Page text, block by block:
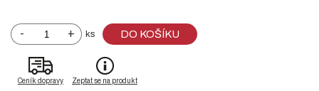
- + ks DO KOŠÍKU
Ceník dopravy Zeptat se na produkt